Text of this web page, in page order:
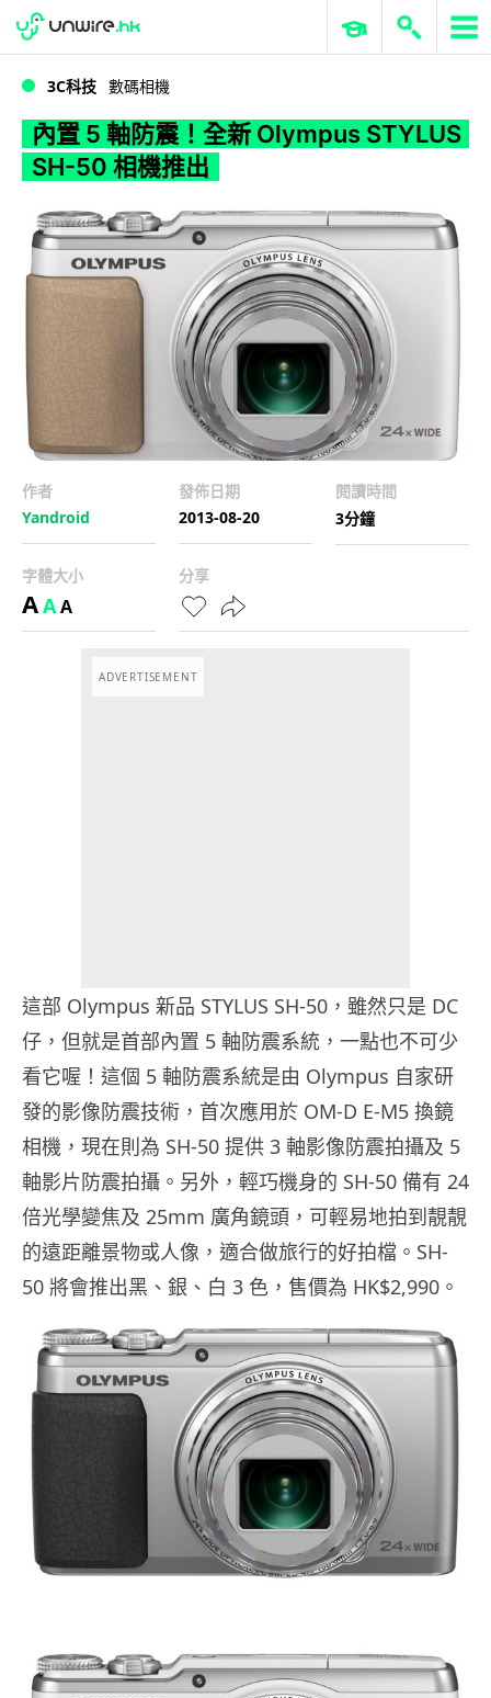
WWDC 2026 ERP 與商業 AI
3C科技 數碼相機
內置 5 軸防震！全新 Olympus STYLUS
SH-50 相機推出
作者
Yandroid
發佈日期
2013-08-20
閱讀時間
3分鐘
字體大小
AAA
分享
ADVERTISEMENT
這部 Olympus 新品 STYLUS SH-50，雖然只是 DC
仔，但就是首部內置 5 軸防震系統，一點也不可少
看它喔！這個 5 軸防震系統是由 Olympus 自家研
發的影像防震技術，首次應用於 OM-D E-M5 換鏡
相機，現在則為 SH-50 提供 3 軸影像防震拍攝及 5
軸影片防震拍攝。另外，輕巧機身的 SH-50 備有 24
倍光學變焦及 25mm 廣角鏡頭，可輕易地拍到靚靚
的遠距離景物或人像，適合做旅行的好拍檔。SH-
50 將會推出黑、銀、白 3 色，售價為 HK$2,990。